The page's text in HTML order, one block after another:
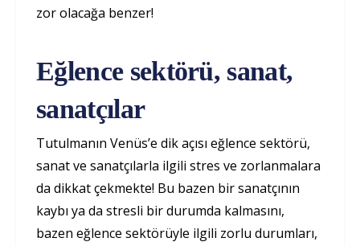
zor olacağa benzer!
Eğlence sektörü, sanat,
sanatçılar
Tutulmanın Venüs’e dik açısı eğlence sektörü,
sanat ve sanatçılarla ilgili stres ve zorlanmalara
da dikkat çekmekte! Bu bazen bir sanatçının
kaybı ya da stresli bir durumda kalmasını,
bazen eğlence sektörüyle ilgili zorlu durumları,